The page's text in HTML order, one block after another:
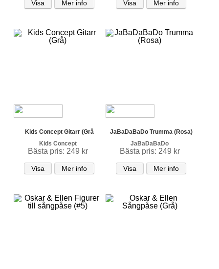
Visa Mer info Visa Mer info
Kids Concept Gitarr (Grå
Kids Concept
Bästa pris: 249 kr
Visa Mer info
JaBaDaBaDo Trumma (Rosa)
JaBaDaBaDo
Bästa pris: 249 kr
Visa Mer info